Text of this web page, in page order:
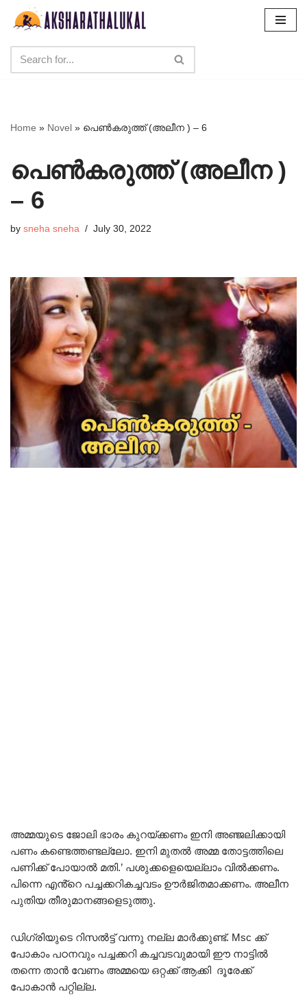
content
Home » Novel » പെൺകരുത്ത് (അലീന ) – 6
പെൺകരുത്ത് (അലീന )
– 6
by sneha sneha July 30, 2022
അമ്മയുടെ ജോലി ഭാരം കുറയ്ക്കണം ഇനി അഞ്ജലിക്കായി
പണം കണ്ടെത്തണ്ടല്ലോ. ഇനി മുതൽ അമ്മ തോട്ടത്തിലെ
പണിക്ക് പോയാൽ മതി.’ പശുക്കളെയെല്ലാം വിൽക്കണം.
പിന്നെ എൻ്റെ പച്ചക്കറികച്ചവടം ഊർജിതമാക്കണം. അലീന
പുതിയ തീരുമാനങ്ങളെടുത്തു.
ഡിഗ്രിയുടെ റിസൽട്ട് വന്നു നല്ല മാർക്കുണ്ട്. Msc ക്ക്
പോകാം പഠനവും പച്ചക്കറി കച്ചവടവുമായി ഈ നാട്ടിൽ
തന്നെ താൻ വേണം അമ്മയെ ഒറ്റക്ക് ആക്കി ദൂരേക്ക്
പോകാൻ പറ്റില്ല.